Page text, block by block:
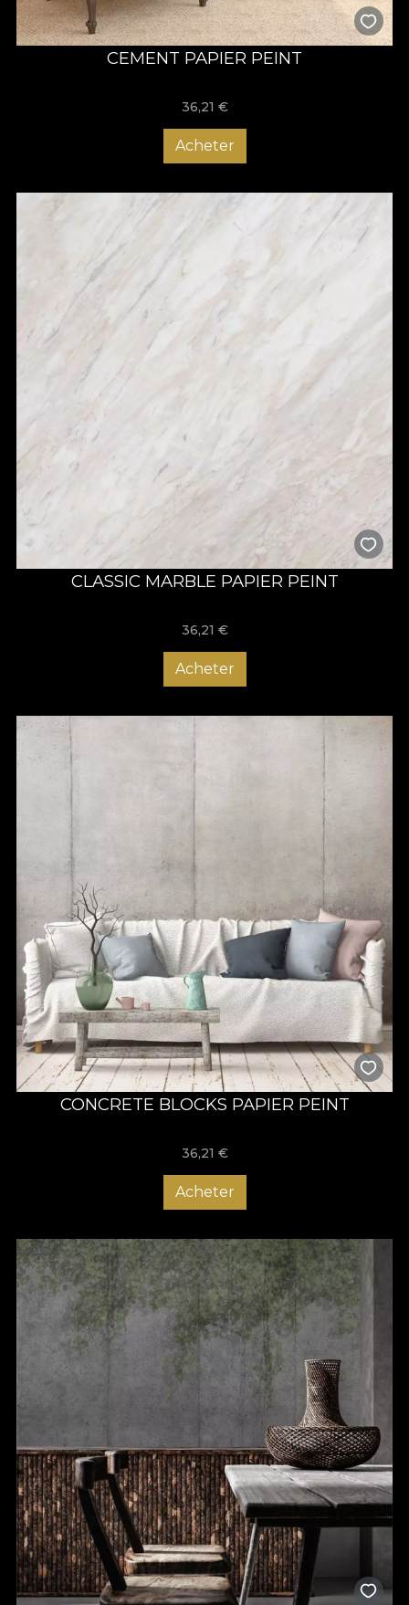
CEMENT PAPIER PEINT
36,21 €
Acheter
CLASSIC MARBLE PAPIER PEINT
36,21 €
Acheter
CONCRETE BLOCKS PAPIER PEINT
36,21 €
Acheter